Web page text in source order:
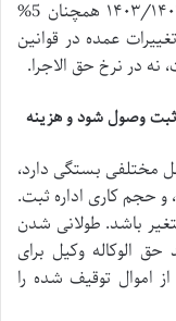
نرخ حق الاجرا (نیم عشر دولتی) در سال ۱۴۰۳/۱۴۰۴ همچنان 5%
عمده در قوانین
نه در نرخ حق الاجرا.
وصول شود و هزینه
مختلفی بستگی دارد،
و حجم کاری اداره ثبت.
باشد. طولانی شدن
الوکاله وکیل برای
اموال توقیف شده را